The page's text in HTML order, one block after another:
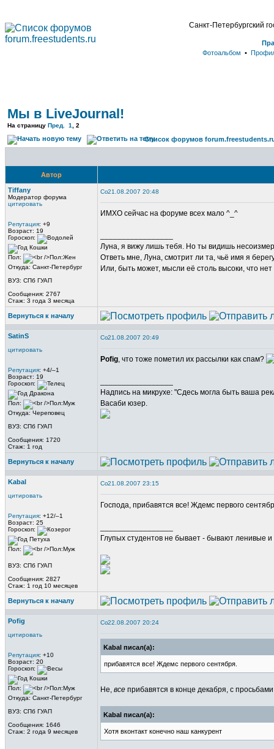
Санкт-Петербургский
Фотоальбом •
Мы в LiveJournal!
На страницу Пред. 1 2
Список форумов
Автор
Tiffany
Модератор форума
цитировать
Репутация: +9
Возраст: 19
Гороскоп:
Пол:
Откуда: Санкт-Петербург
ВУЗ: СПб ГУАП
Сообщения: 2767
Стаж: 3 года 3 месяца
21.08.2007 20:48
ИМХО сейчас на форуме всех мало ^_^
Луна, я вижу лишь тебя. Но ты видишь
Ответь мне, Луна, смотрит ли та, чьё имя я
Или, быть может, мысли её столь высоки, что
Вернуться к началу
SatinS
цитировать
Репутация: +4/–1
Возраст: 19
Гороскоп:
Пол:
Откуда: Череповец
ВУЗ: СПб ГУАП
Сообщения: 1720
Стаж: 1 год
21.08.2007 20:49
Pofig, что тоже пометил их рассылки как спам?
Надпись на микрухе: "Сдесь могла быть ваша
Васаби юзер.
Вернуться к началу
Kabal
цитировать
Репутация: +12/–1
Возраст: 25
Гороскоп:
Пол:
ВУЗ: СПб ГУАП
Сообщения: 2827
Стаж: 1 год 10 месяцев
21.08.2007 23:15
Господа, прибавятся все! Ждемс первого
Глупых студентов не бывает - бывают ленивые
Вернуться к началу
Pofig
цитировать
Репутация: +10
Возраст: 20
Гороскоп:
Пол:
Откуда: Санкт-Петербург
ВУЗ: СПб ГУАП
Сообщения: 1646
Стаж: 2 года 9 месяцев
22.08.2007 20:24
Kabal писал(а):
прибавятся все! Ждемс первого сентября.
Не, все прибавятся в конце декабря, с
Kabal писал(а):
Хотя вконтакт конечно наш канкурент